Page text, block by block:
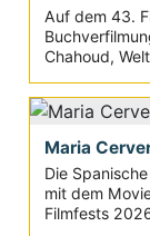
Auf dem 43.
Chahoud,
Maria
Die
mit dem
Filmfests